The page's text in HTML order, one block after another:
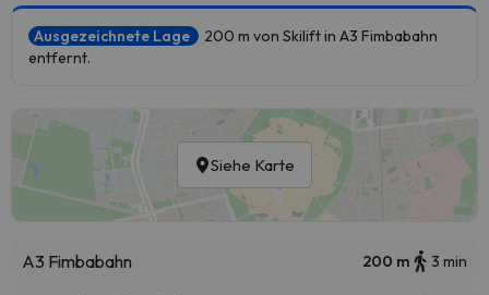
Ausgezeichnete Lage
200 m von Skilift in A3 Fimbabahn
entfernt.
Siehe Karte
A3 Fimbabahn 200 m 3 min